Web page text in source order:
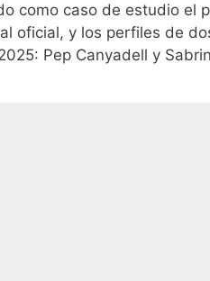
como caso de estudio el
oficial, y los perfiles de
Pep Canyadell y